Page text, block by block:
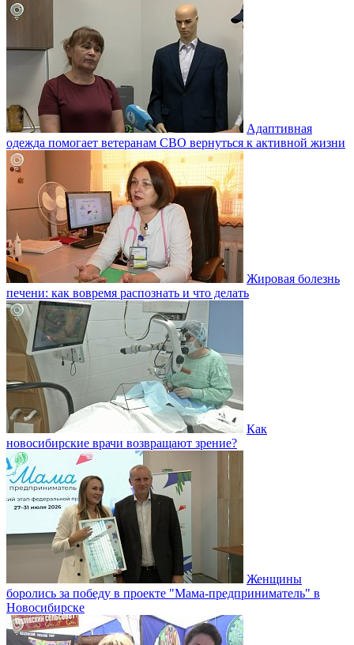
Адаптивная
одежда помогает ветеранам СВО вернуться к активной жизни
Жировая болезнь
печени: как вовремя распознать и что делать
Как
новосибирские врачи возвращают зрение?
Женщины
боролись за победу в проекте "Мама-предприниматель" в
Новосибирске